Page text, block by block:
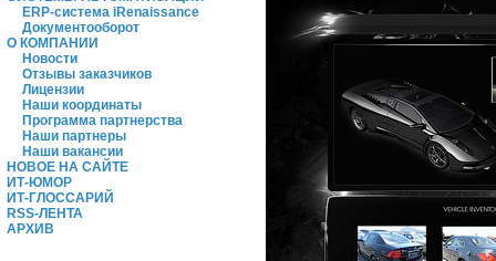
ERP-система iRenaissance
Документооборот
О КОМПАНИИ
Новости
Отзывы заказчиков
Лицензии
Наши координаты
Программа партнерства
Наши партнеры
Наши вакансии
НОВОЕ НА САЙТЕ
ИТ-ЮМОР
ИТ-ГЛОССАРИЙ
RSS-ЛЕНТА
АРХИВ